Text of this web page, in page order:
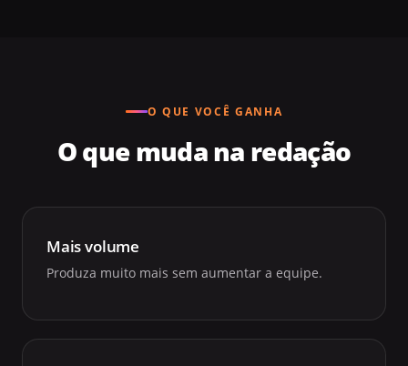
O QUE VOCÊ GANHA
O que muda na redação
Mais volume
Produza muito mais sem aumentar a equipe.